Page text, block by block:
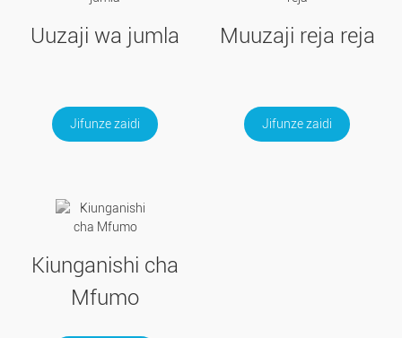
Uuzaji wa jumla
Jifunze zaidi
Muuzaji reja reja
Jifunze zaidi
Kiunganishi cha
Mfumo